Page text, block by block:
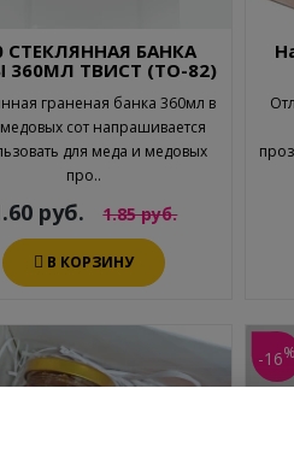
СТЕКЛЯННАЯ БАНКА
360МЛ ТВИСТ (ТО-82)
граненая банка 360мл в
сот напрашивается
для меда и медовых
про..
руб. 1.85 руб.
В КОРЗИНУ
-16%